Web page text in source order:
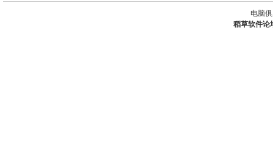
电脑
稻草软件论